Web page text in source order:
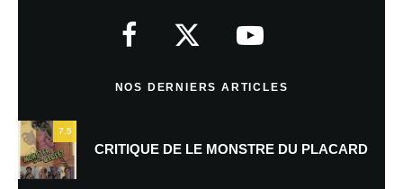
NOS DERNIERS ARTICLES
7.5
CRITIQUE DE LE MONSTRE DU PLACARD